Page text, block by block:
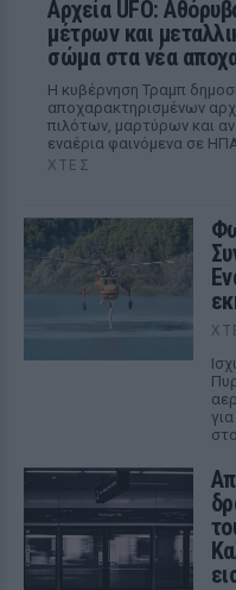
Αρχεία UFO:
μέτρων και
σώμα στα νέα
Η κυβέρνηση Τραμπ
αποχαρακτηρισμένων
πιλότων, μαρτύρων και
εναέρια φαινόμενα σε
ΧΤΕΣ